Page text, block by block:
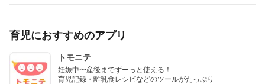
育児におすすめのアプリ
トモニテ
妊娠中〜産後までずーっと使える！
育児記録・離乳食レシピなどのツールがたっぷり